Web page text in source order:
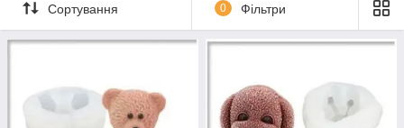
Сортування 0 Фільтри